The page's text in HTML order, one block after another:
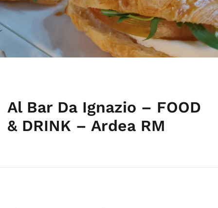
Al Bar Da Ignazio – FOOD
& DRINK – Ardea RM